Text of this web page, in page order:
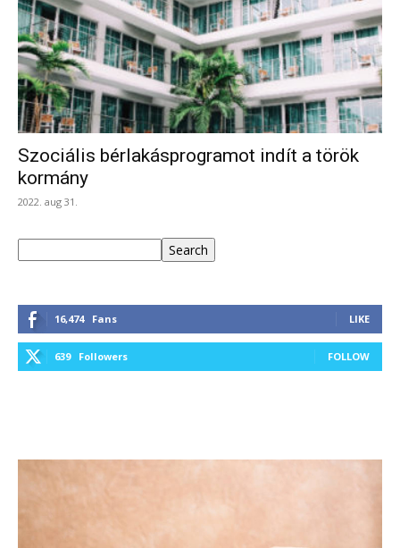
Szociális bérlakásprogramot indít a török
kormány
2022. aug 31.
Search
16,474 Fans LIKE
639 Followers FOLLOW